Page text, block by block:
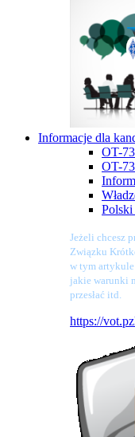
Informacje dla
OT-
OT-
Jeżeli chcesz
Związku
w tym
jakie warunki
przesłać itd.
https://